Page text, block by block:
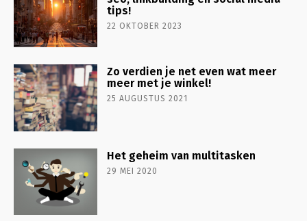
tips!
22 OKTOBER 2023
Zo verdien je net even wat meer
meer met je winkel!
25 AUGUSTUS 2021
Het geheim van multitasken
29 MEI 2020